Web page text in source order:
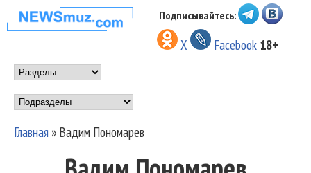
Перейти к основному
содержанию
НОВОСТИ
МУЗЫКИ И
ШОУ БИЗНЕСА
NEWSMUZ.COM
Подписывайтесь:
X Facebook 18+
Main menu
Подразделы
Вы здесь
Главная» Вадим Пономарев